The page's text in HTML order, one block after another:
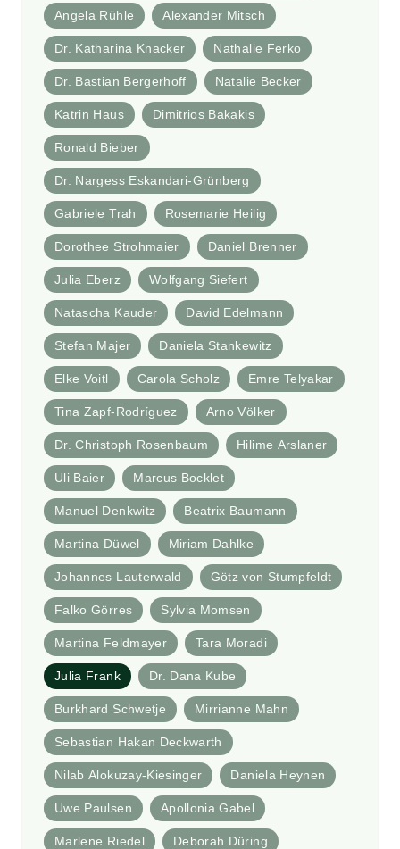
Angela Rühle Alexander Mitsch
Dr. Katharina Knacker Nathalie Ferko
Dr. Bastian Bergerhoff Natalie Becker
Katrin Haus Dimitrios Bakakis
Ronald Bieber
Dr. Nargess Eskandari-Grünberg
Gabriele Trah Rosemarie Heilig
Dorothee Strohmaier Daniel Brenner
Julia Eberz Wolfgang Siefert
Natascha Kauder David Edelmann
Stefan Majer Daniela Stankewitz
Elke Voitl Carola Scholz Emre Telyakar
Tina Zapf-Rodríguez Arno Völker
Dr. Christoph Rosenbaum Hilime Arslaner
Uli Baier Marcus Bocklet
Manuel Denkwitz Beatrix Baumann
Martina Düwel Miriam Dahlke
Johannes Lauterwald Götz von Stumpfeldt
Falko Görres Sylvia Momsen
Martina Feldmayer Tara Moradi
Julia Frank Dr. Dana Kube
Burkhard Schwetje Mirrianne Mahn
Sebastian Hakan Deckwarth
Nilab Alokuzay-Kiesinger Daniela Heynen
Uwe Paulsen Apollonia Gabel
Marlene Riedel Deborah Düring